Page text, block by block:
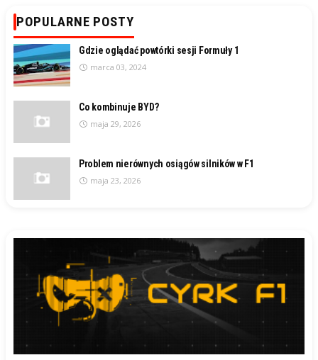
POPULARNE POSTY
Gdzie oglądać powtórki sesji Formuły 1
marca 03, 2024
Co kombinuje BYD?
maja 29, 2026
Problem nierównych osiągów silników w F1
maja 23, 2026